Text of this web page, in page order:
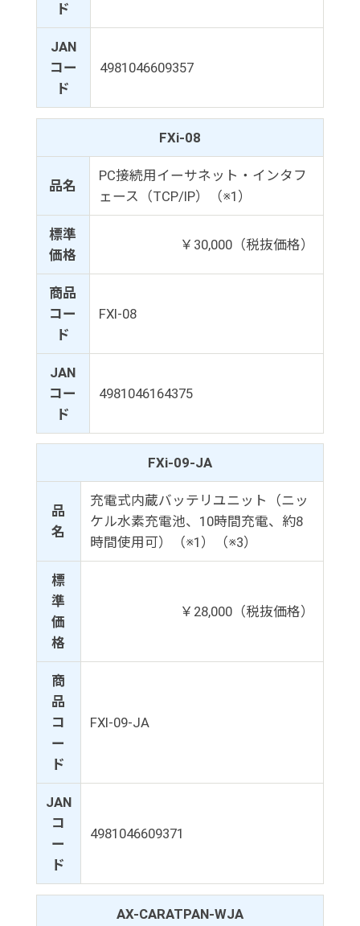
ド
JAN
コー
ド
4981046609357
FXi-08
品名
PC接続用イーサネット・インタフ
ェース（TCP/IP）（※1）
標準
価格
￥30,000（税抜価格）
商品
コー
ド
FXI-08
JAN
コー
ド
4981046164375
FXi-09-JA
品
名
充電式内蔵バッテリユニット（ニッ
ケル水素充電池、10時間充電、約8
時間使用可）（※1）（※3）
標
準
価
格
￥28,000（税抜価格）
商
品
コ
ー
ド
FXI-09-JA
JAN
コ
ー
ド
4981046609371
AX-CARATPAN-WJA